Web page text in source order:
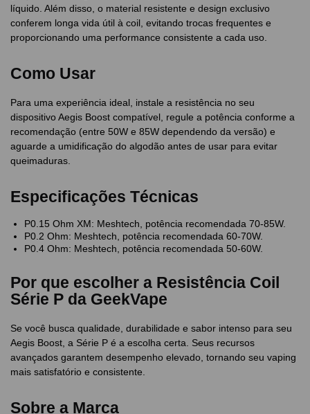
líquido. Além disso, o material resistente e design exclusivo
conferem longa vida útil à coil, evitando trocas frequentes e
proporcionando uma performance consistente a cada uso.
Como Usar
Para uma experiência ideal, instale a resistência no seu
dispositivo Aegis Boost compatível, regule a potência conforme a
recomendação (entre 50W e 85W dependendo da versão) e
aguarde a umidificação do algodão antes de usar para evitar
queimaduras.
Especificações Técnicas
P0.15 Ohm XM: Meshtech, potência recomendada 70-85W.
P0.2 Ohm: Meshtech, potência recomendada 60-70W.
P0.4 Ohm: Meshtech, potência recomendada 50-60W.
Por que escolher a Resistência Coil
Série P da GeekVape
Se você busca qualidade, durabilidade e sabor intenso para seu
Aegis Boost, a Série P é a escolha certa. Seus recursos
avançados garantem desempenho elevado, tornando seu vaping
mais satisfatório e consistente.
Sobre a Marca